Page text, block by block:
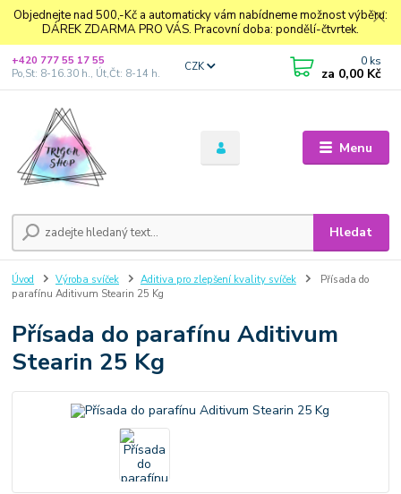
Objednejte nad 500,-Kč a automaticky vám nabídneme možnost výběru:
DÁREK ZDARMA PRO VÁS. Pracovní doba: pondělí-čtvrtek.
Menu
CZK
Hledat
+420 777 55 17 55
Po,St: 8-16.30 h., Út,Čt: 8-14 h.
0 ks
za 0,00 Kč
Úvod Výroba svíček Aditiva pro zlepšení kvality svíček
Přísada do
parafínu Aditivum Stearin 25 Kg
Přísada do parafínu Aditivum
Stearin 25 Kg